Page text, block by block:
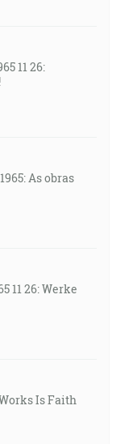
11 26:
As obras
11 26: Werke
Is Faith